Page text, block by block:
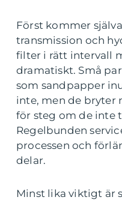
Först kommer
transmission och
filter i rätt intervall
dramatiskt. Små
som sandpapper
inte, men de bryter
för steg om de inte
Regelbunden
processen och
delar.
Minst lika viktigt är